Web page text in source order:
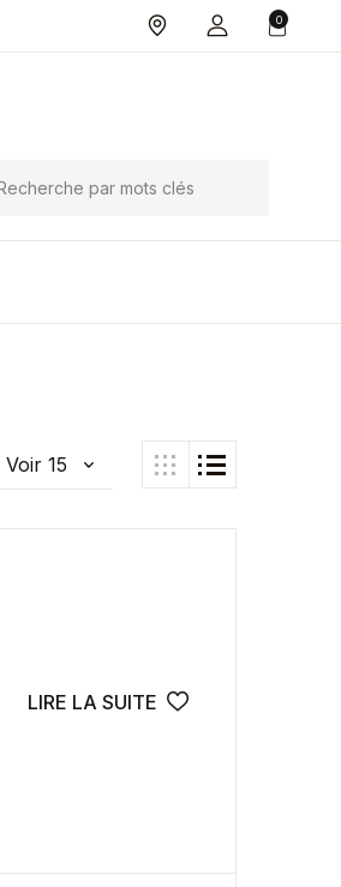
0
LIRE LA SUITE
Ajouter à la